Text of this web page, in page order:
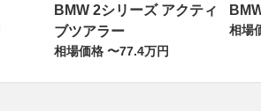
BMW 2シリーズ アクティ
ブツアラー
相場価格 〜77.4万円
相場